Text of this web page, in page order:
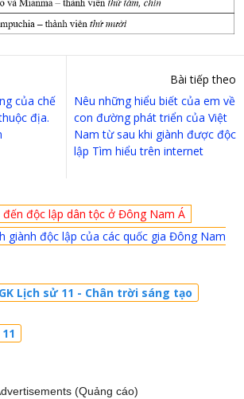
của chế
địa.
Bài tiếp theo
Nêu những hiểu biết của em về
con đường phát triển của Việt
Nam từ sau khi giành được độc
lập Tìm hiểu trên internet
đến độc lập dân tộc ở Đông Nam Á
giành độc lập của các quốc gia Đông Nam
Lịch sử 11 - Chân trời sáng tạo
(Quảng cáo)